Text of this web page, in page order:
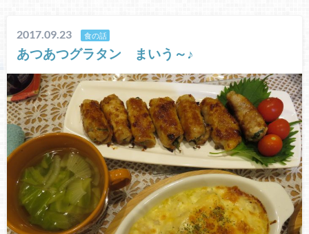
2017.09.23 食の話
あつあつグラタン まいう～♪